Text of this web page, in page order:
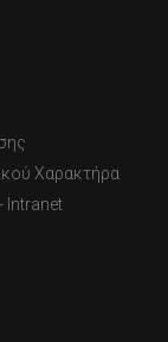
Χαρακτήρα
Intranet